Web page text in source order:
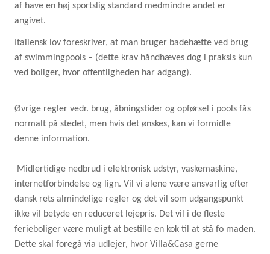
af have en høj sportslig standard medmindre andet er
angivet.
Italiensk lov foreskriver, at man bruger badehætte ved brug
af swimmingpools – (dette krav håndhæves dog i praksis kun
ved boliger, hvor offentligheden har adgang).
Øvrige regler vedr. brug, åbningstider og opførsel i pools fås
normalt på stedet, men hvis det ønskes, kan vi formidle
denne information.
Midlertidige nedbrud i elektronisk udstyr, vaskemaskine,
internetforbindelse og lign. Vil vi alene være ansvarlig efter
dansk rets almindelige regler og det vil som udgangspunkt
ikke vil betyde en reduceret lejepris. Det vil i de fleste
ferieboliger være muligt at bestille en kok til at stå fo maden.
Dette skal foregå via udlejer, hvor Villa&Casa gerne